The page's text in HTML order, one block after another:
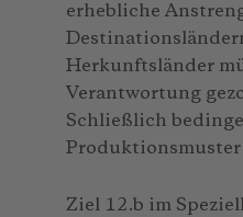
erhebliche
Herkunftsländer
Verantwortung
Schließlich
Produktionsmuster
Ziel 12.b im